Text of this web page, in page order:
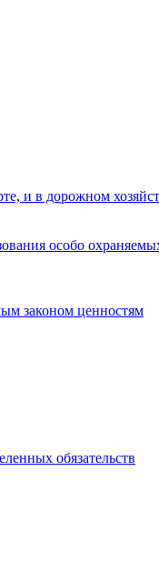
и в дорожном
особо
законом ценностям
обязательств